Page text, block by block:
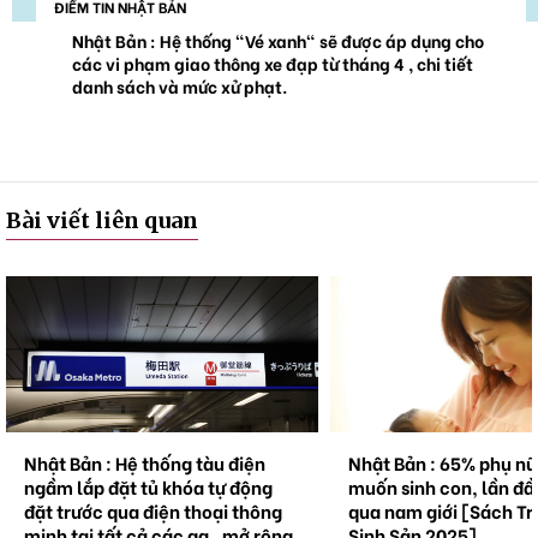
ĐIỂM TIN NHẬT BẢN
Nhật Bản : Hệ thống "Vé xanh" sẽ được áp dụng cho
các vi phạm giao thông xe đạp từ tháng 4 , chi tiết
danh sách và mức xử phạt.
Bài viết liên quan
Nhật Bản : Hệ thống tàu điện
ngầm lắp đặt tủ khóa tự động
đặt trước qua điện thoại thông
Nhật Bản : 65% phụ
muốn sinh con, lần
qua nam giới [Sách